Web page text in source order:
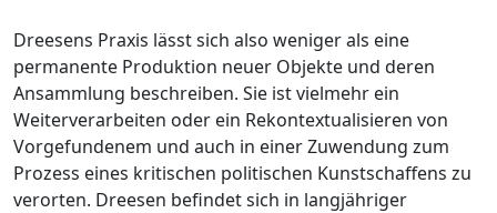
Dreesens Praxis lässt sich also weniger als eine
permanente Produktion neuer Objekte und deren
Ansammlung beschreiben. Sie ist vielmehr ein
Weiterverarbeiten oder ein Rekontextualisieren von
Vorgefundenem und auch in einer Zuwendung zum
Prozess eines kritischen politischen Kunstschaffens zu
verorten. Dreesen befindet sich in langjähriger